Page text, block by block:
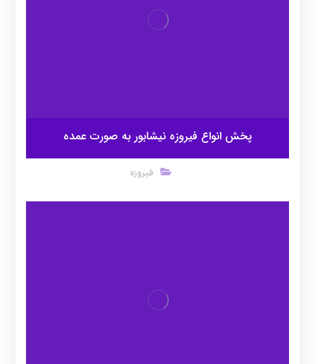
پخش انواع فیروزه نیشابور به صورت عمده
فیروزه